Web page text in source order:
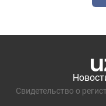
Свидетельство о